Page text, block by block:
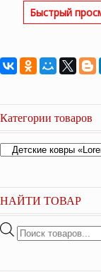
Быстрый
Категории товаров
НАЙТИ ТОВАР
Поиск